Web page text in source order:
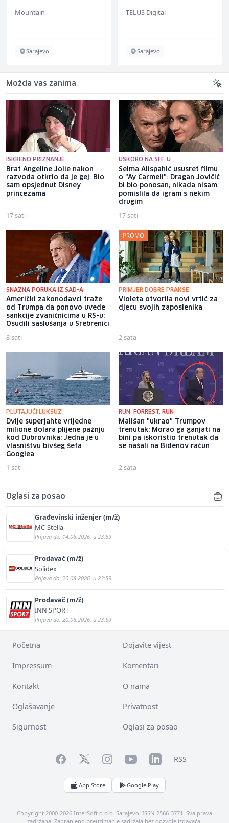
Mountain
Sarajevo
renommiertes
TELUS Digital
Sarajevo
Možda vas zanima
ISKRENO PRIZNANJE
Brat Angeline Jolie nakon
razvoda otkrio da je gej: Bio
sam opsjednut Disney
princezama
17 sati
USKORO NA SFF-U
Selma Alispahić ususret filmu
o "Ay Carmeli": Dragan Jovičić
bi bio ponosan; nikada nisam
pomislila da igram s nekim
drugim
17 sati
SNAŽNA PORUKA IZ SAD-A
Američki zakonodavci traže
od Trumpa da ponovo uvede
sankcije zvaničnicima u RS-u:
Osudili saslušanja u Srebrenici
8 sati
PROMO
PRIMJER DOBRE PRAKSE
Violeta otvorila novi vrtić za
djecu svojih zaposlenika
2 sata
PLUTAJUĆI LUKSUZ
Dvije superjahte vrijedne
milione dolara plijene pažnju
kod Dubrovnika: Jedna je u
vlasništvu bivšeg šefa
Googlea
1 sat
RUN, FORREST, RUN
Mališan "ukrao" Trumpov
trenutak: Morao ga ganjati na
bini pa iskoristio trenutak da
se našali na Bidenov račun
2 sata
Oglasi za posao
Građevinski inženjer (m/ž)
MC-Stella
Prijava do: 14.08.2026. u 23:59
Prodavač (m/ž)
Solidex
Prijava do: 20.08.2026. u 23:59
Prodavač (m/ž)
INN SPORT
Prijava do: 20.08.2026. u 23:59
Početna Dojavite vijest
Impressum Komentari
Kontakt O nama
Oglašavanje Privatnost
Sigurnost Oglasi za posao
FacebookTwitterInstagramYouTubeLinkedInRSS
App Store Google Play
Copyright 2000-2026 InterSoft d.o.o. Sarajevo. ISSN 2566-3771. Sva prava
zadržana. Zabranjeno preuzimanje sadržaja bez dozvole izdavača.